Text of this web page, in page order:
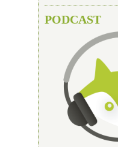
PODCAST